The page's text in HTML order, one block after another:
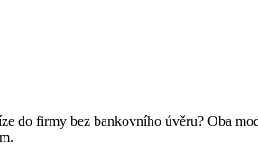
do firmy bez bankovního úvěru? Oba